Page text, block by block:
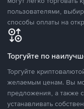
пользователями,
способы оплаты на
Торгуйте по
Торгуйте
желаемым ценам. Вы
предложения, а также
устанавливать